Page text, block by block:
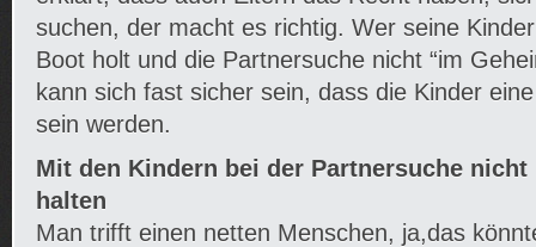
suchen, der macht es richtig. Wer seine
Boot holt und die Partnersuche nicht “im
kann sich fast sicher sein, dass die Kinder
sein werden.
Mit den Kindern bei der Partnersuche
halten
Man trifft einen netten Menschen, ja,das